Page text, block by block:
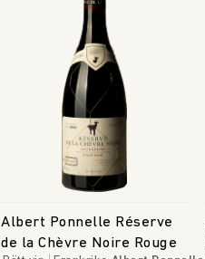
Albert Ponnelle Réserve
de la Chèvre Noire Rouge